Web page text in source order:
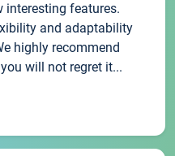
features.
and adaptability
highly recommend
will not regret it...